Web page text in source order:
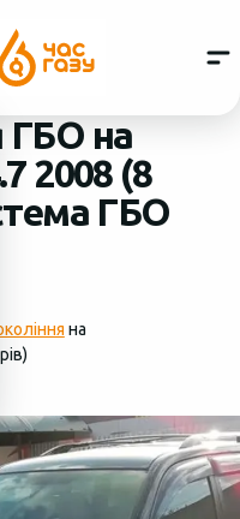
ГБО на
2008 (8
ГБО
на